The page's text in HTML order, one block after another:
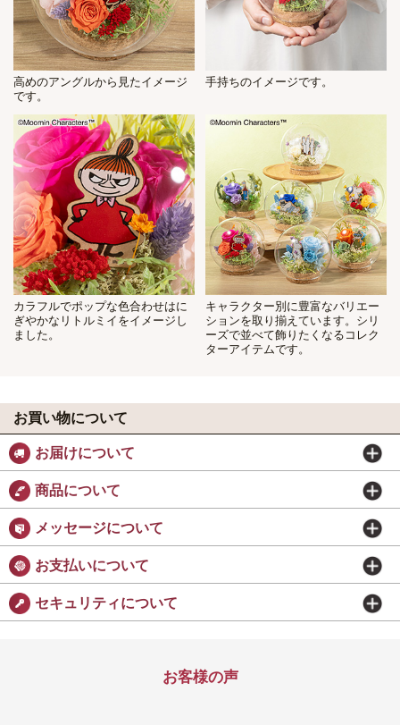
高めのアングルから見たイメージ
です。
手持ちのイメージです。
カラフルでポップな色合わせはに
ぎやかなリトルミイをイメージし
ました。
キャラクター別に豊富なバリエー
ションを取り揃えています。シリ
ーズで並べて飾りたくなるコレク
ターアイテムです。
お買い物について
お届けについて
商品について
メッセージについて
お支払いについて
セキュリティについて
お客様の声